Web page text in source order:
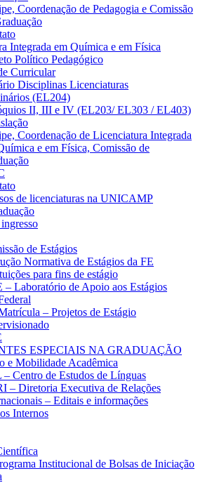
Coordenação de Pedagogia e Comissão
Integrada em Química e em Física
Político Pedagógico
Curricular
Disciplinas Licenciaturas
(EL204)
II, III e IV (EL203/ EL303 / EL403)
Coordenação de Licenciatura Integrada
e em Física, Comissão de
de licenciaturas na UNICAMP
de Estágios
Normativa de Estágios da FE
para fins de estágio
– Laboratório de Apoio aos Estágios
– Projetos de Estágio
ESPECIAIS NA GRADUAÇÃO
e Mobilidade Acadêmica
– Centro de Estudos de Línguas
– Diretoria Executiva de Relações
– Editais e informações
Internos
Institucional de Bolsas de Iniciação